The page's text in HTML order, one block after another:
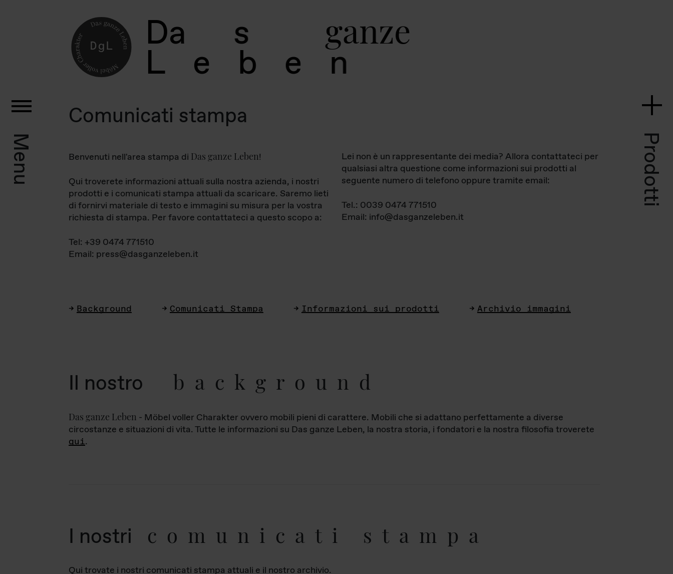
Da s ganz
L e b e
Menu Prodotti
Comunicati stampa
Benvenuti nell'area stampa di Das ganze Leben!
Qui troverete informazioni attuali sulla nostra azienda, i nostri
prodotti e i comunicati stampa attuali da scaricare. Saremo lieti
di fornirvi materiale di testo e immagini su misura per la vostra
richiesta di stampa. Per favore contattateci a questo scopo a:
Tel: +39 0474 771510
Email: press@dasganzeleben.it
Lei non è un rappresentante dei media? Allora contattateci per
qualsiasi altra questione come informazioni sui prodotti al
seguente numero di telefono oppure tramite email:
Tel.: 0039 0474 771510
Email: info@dasganzeleben.it
Background Comunicati Stampa Informazioni sui prodotti Archivio immagini
Il nostro background
Das ganze Leben - Möbel voller Charakter ovvero mobili pieni di carattere. Mobili che si adattano perfettamente a diverse
circostanze e situazioni di vita. Tutte le informazioni su Das ganze Leben, la nostra storia, i fondatori e la nostra filosofia troverete
qui.
I nostri comunicati stampa
Qui trovate i nostri comunicati stampa attuali e il nostro archivio.